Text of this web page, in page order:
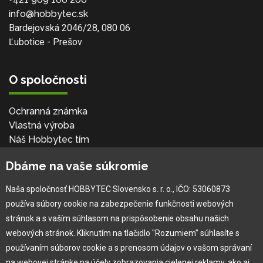
info@hobbytec.sk
Bardejovská 2046/28, 080 06
Ľubotice - Prešov
O spoločnosti
Ochranná známka
Vlastná výroba
Náš Hobbytec tím
Naša história
Pre zákazníka
Garancia najlepšej ceny
Dbáme na vaše súkromie
Naša spoločnosť HOBBYTEC Slovensko s. r. o., IČO: 53060873
používa súbory cookie na zabezpečenie funkčnosti webových
stránok a s vaším súhlasom na prispôsobenie obsahu našich
webových stránok. Kliknutím na tlačidlo "Rozumiem" súhlasíte s
používaním súborov cookie a s prenosom údajov o vašom správaní